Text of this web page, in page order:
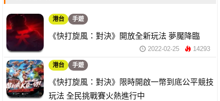
港台 手遊
《快打旋風：對決》開放全新玩法 夢魘降臨
2022-02-25 14293
港台 手遊
《快打旋風：對決》限時開啟一幣到底公平競技
玩法 全民挑戰賽火熱進行中